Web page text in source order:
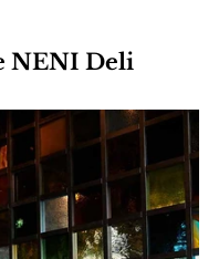
NENI Deli